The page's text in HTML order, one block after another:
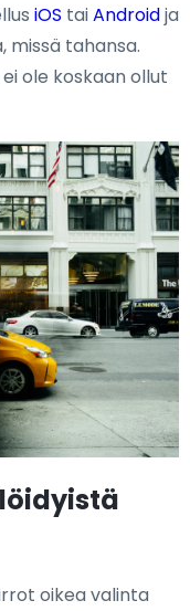
iOS taiAndroidja
missä tahansa.
ole koskaan ollut
oikea valinta